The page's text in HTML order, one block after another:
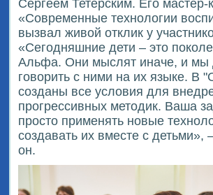
Сергеем Тетерским. Его мастер-
«Современные технологии
вызвал живой отклик у
«Сегодняшние дети – это
Альфа. Они мыслят иначе, и мы
говорить с ними на их языке. В
созданы все условия для
прогрессивных методик. Ваша
просто применять новые
создавать их вместе с детьми»,
он.